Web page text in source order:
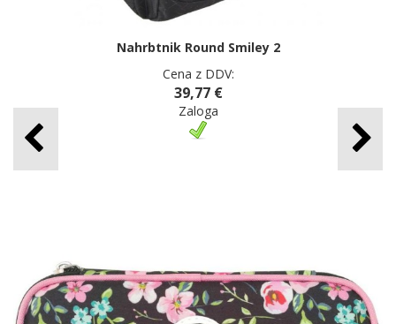
Nahrbtnik Round Smiley 2
Cena z DDV:
39,77 €
Zaloga